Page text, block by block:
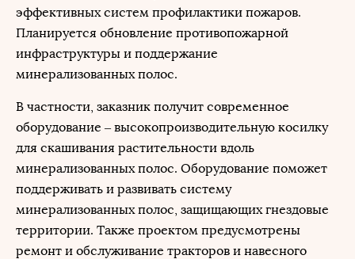
эффективных систем профилактики пожаров.
Планируется обновление противопожарной
инфраструктуры и поддержание
минерализованных полос.
В частности, заказник получит современное
оборудование – высокопроизводительную косилку
для скашивания растительности вдоль
минерализованных полос. Оборудование поможет
поддерживать и развивать систему
минерализованных полос, защищающих гнездовые
территории. Также проектом предусмотрены
ремонт и обслуживание тракторов и навесного